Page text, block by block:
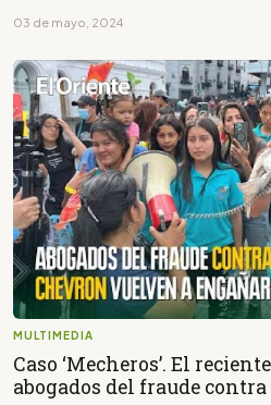
03 de mayo, 2024
MULTIMEDIA
Caso ‘Mecheros’. El
abogados del fraude